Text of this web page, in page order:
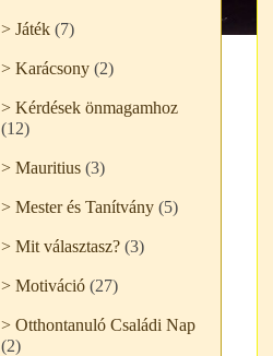
> Játék (7)
> Karácsony (2)
> Kérdések önmagamhoz
(12)
> Mauritius (3)
> Mester és Tanítvány (5)
> Mit választasz? (3)
> Motiváció (27)
> Otthontanuló Családi Nap
(2)